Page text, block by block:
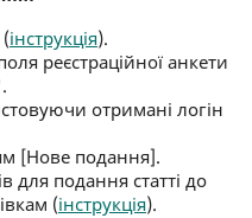
(інструкція).
реєстраційної анкети
отримані логін
[Нове подання].
для подання статті до
(інструкція).